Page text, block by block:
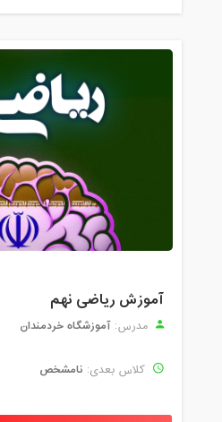
آموزش ریاضی نهم
مدرس: آموزشگاه خردمندان
کلاس بعدی: نامشخص